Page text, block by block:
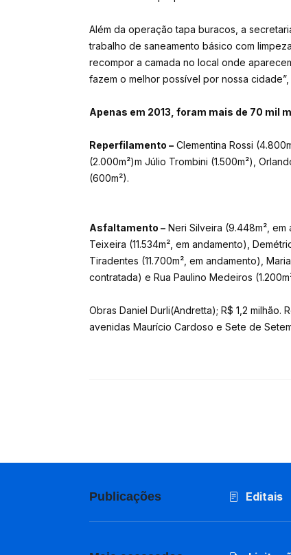
Além da operação tapa buracos, a
trabalho de saneamento básico com
recompor a camada no local onde
fazem o melhor possível por nossa cidade”,
Apenas em 2013, foram mais de 70 mil
Reperfilamento –Clementina Rossi
(2.000m²)m Júlio Trombini (1.500m²),
(600m²).
Asfaltamento –Neri Silveira (9.448m², em
Teixeira (11.534m², em andamento),
Tiradentes (11.700m², em andamento),
contratada) e Rua Paulino Medeiros
Obras Daniel Durli(Andretta); R$ 1,2 milhão.
avenidas Maurício Cardoso e Sete de
Publicações Editais